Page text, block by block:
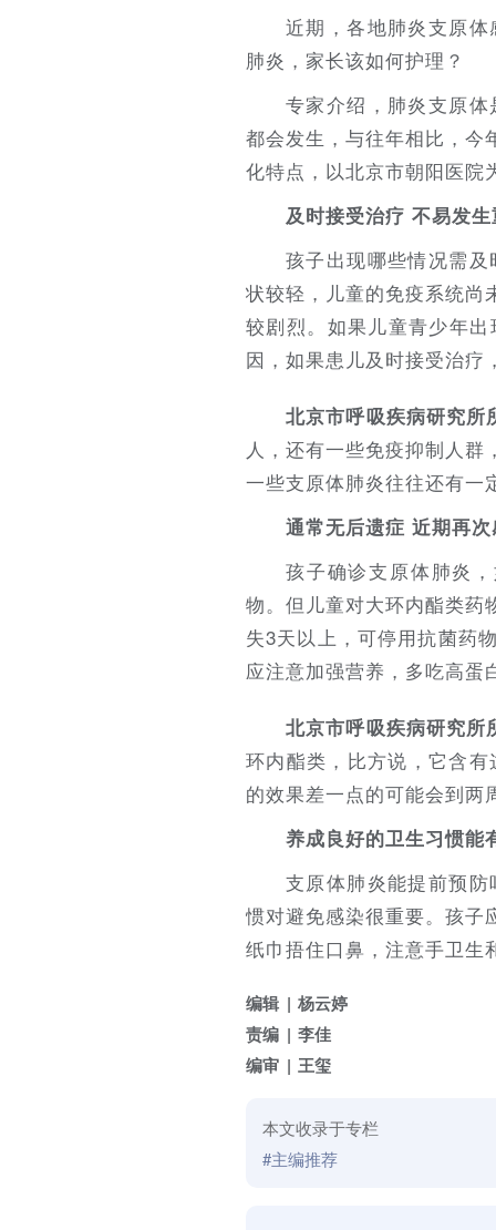
近期，各地肺炎支原
肺炎，家长该如何护理？
专家介绍，肺炎支原
都会发生，与往年相比，今
化特点，以北京市朝阳医院
及时接受治疗 不易发
孩子出现哪些情况需
状较轻，儿童的免疫系统尚
较剧烈。如果儿童青少年
因，如果患儿及时接受治疗
北京市呼吸疾病研究
人，还有一些免疫抑制人
一些支原体肺炎往往还有一
通常无后遗症 近期再
孩子确诊支原体肺炎
物。但儿童对大环内酯类药
失3天以上，可停用抗菌药
应注意加强营养，多吃高
北京市呼吸疾病研究
环内酯类，比方说，它含
的效果差一点的可能会到两
养成良好的卫生习惯能
支原体肺炎能提前预
惯对避免感染很重要。孩子
纸巾捂住口鼻，注意手卫生
编辑
杨云婷
责编
李佳
编审
王玺
本文收录于专栏
#主编推荐